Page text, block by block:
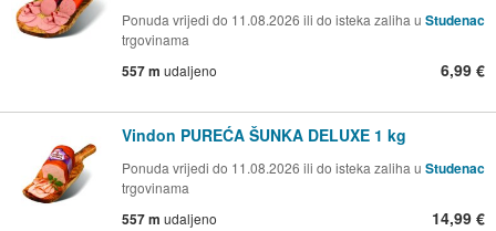
Ponuda vrijedi do 11.08.2026 ili do isteka zaliha u Studenac
trgovinama
557 m udaljeno 6,99 €
Vindon PUREĆA ŠUNKA DELUXE 1 kg
Ponuda vrijedi do 11.08.2026 ili do isteka zaliha u Studenac
trgovinama
557 m udaljeno 14,99 €